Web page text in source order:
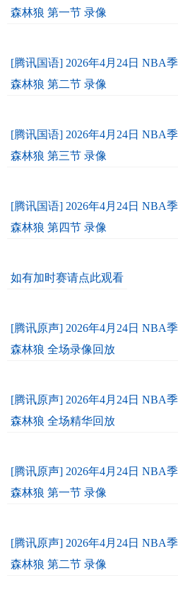
森林狼 第一节 录像
[腾讯国语] 2026年4月24日 NBA
森林狼 第二节 录像
[腾讯国语] 2026年4月24日 NBA
森林狼 第三节 录像
[腾讯国语] 2026年4月24日 NBA
森林狼 第四节 录像
如有加时赛请点此观看
[腾讯原声] 2026年4月24日 NBA
森林狼 全场录像回放
[腾讯原声] 2026年4月24日 NBA
森林狼 全场精华回放
[腾讯原声] 2026年4月24日 NBA
森林狼 第一节 录像
[腾讯原声] 2026年4月24日 NBA
森林狼 第二节 录像